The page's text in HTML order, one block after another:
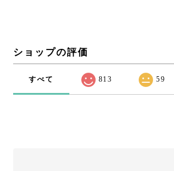
ショップの評価
すべて 813 59